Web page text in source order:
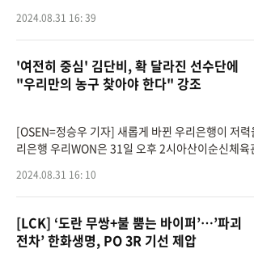
되서 2군
2024.08.31 16: 39
'여전히 중심' 김단비, 확 달라진 선수단에
"우리만의 농구 찾아야 한다" 강조
[OSEN=정승우 기자] 새롭게 바뀐 우리은행이 저
리은행 우리WON은 31일 오후 2시아산이순신체
결을 펼쳐 66-62로 승리했
2024.08.31 16: 10
[LCK] ‘도란 무쌍+불 뿜는 바이퍼’…’파괴
전차’ 한화생명, PO 3R 기선 제압